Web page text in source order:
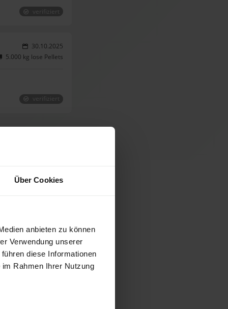
Über Cookies
anbieten zu können
Verwendung unserer
diese Informationen
Rahmen Ihrer Nutzung
verifiziert
30.10.2025
5.000 kg lose Pellets
verifiziert